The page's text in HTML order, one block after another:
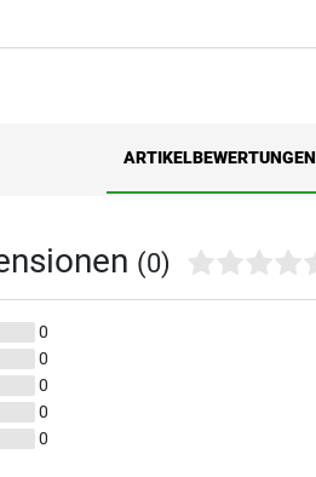
ARTIKELBEWERTUNGEN
(0)
0
0
0
0
0